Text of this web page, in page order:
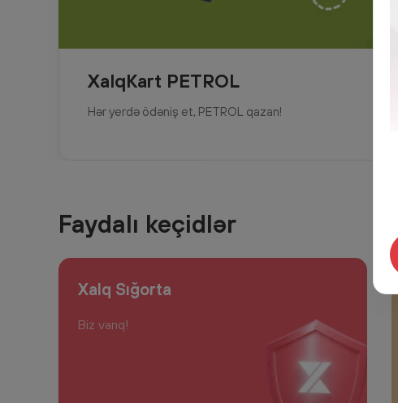
XalqKart PETROL
Hər yerdə ödəniş et, PETROL qazan!
Faydalı keçidlər
Xalq Sığorta
Biz varıq!